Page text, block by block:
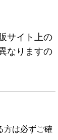
サイト上の
なりますの
方は必ずご確